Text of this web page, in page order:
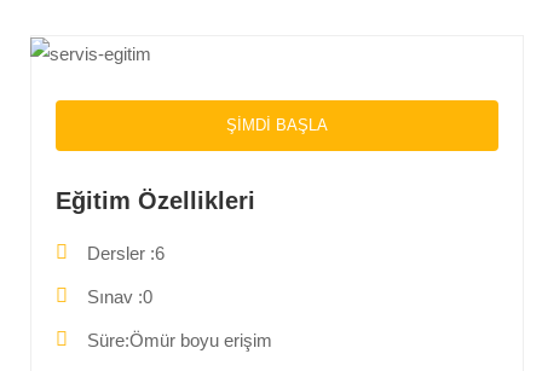
ŞIMDI BAŞLA
Eğitim Özellikleri
Dersler 6
Sınav 0
Süre Ömür boyu erişim